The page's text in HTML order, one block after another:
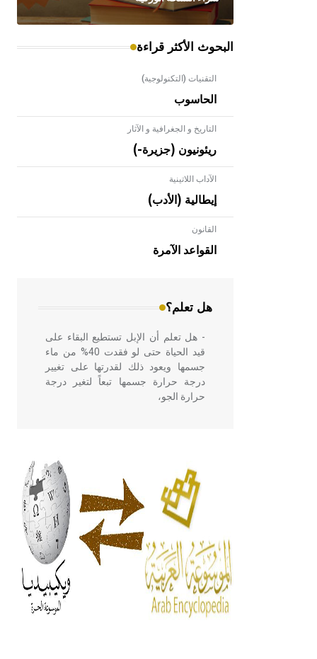
البحوث الأكثر قراءة
التقنيات (التكنولوجية)
الحاسوب
التاريخ و الجغرافية و الآثار
ريئونيون (جزيرة-)
الآداب اللاتينية
إيطالية (الأدب)
القانون
القواعد الآمرة
هل تعلم؟
- هل تعلم أن الأبلق نوع من الفنون
الهندسية التي ارتبطت بالعمارة الإسلامية
في بلاد الشام ومصر خاصة، حيث يحرص
- هل تعلم أن الإبل تستطيع البقاء على
قيد الحياة حتى لو فقدت 40% من ماء
جسمها ويعود ذلك لقدرتها على تغيير
درجة حرارة جسمها تبعاً لتغير درجة
حرارة الجو،
أربعة مؤلفات هي: الحكم، الأدلة، تنظيم
التغذية، ورسالته في جروح الرأس.
ويعود له الفضل بأنه حرر الطب من
الدين والفلسفة.
- هل تعلم أن المرجان إفراز حيواني
يتكون في البحر ويتركب من مادة
كربونات الكلسيوم، وهو أحمر أو شديد
الحمرة وهو أجود أنواعه، ويمتاز بكبر
الحجم ويسمى الش